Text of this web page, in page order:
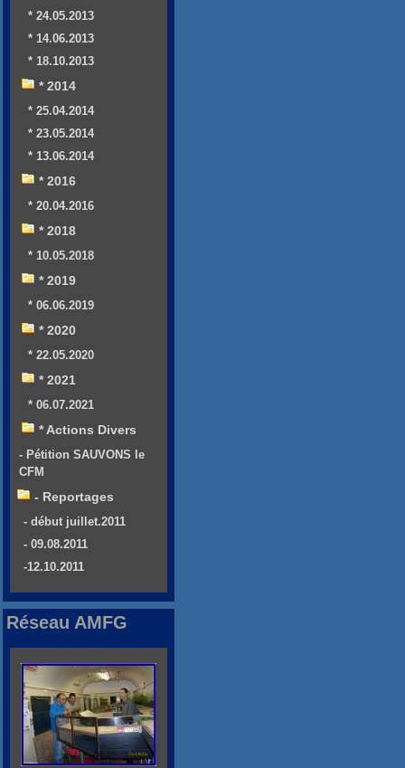
* 24.05.2013
* 14.06.2013
* 18.10.2013
* 2014
* 25.04.2014
* 23.05.2014
* 13.06.2014
* 2016
* 20.04.2016
* 2018
* 10.05.2018
* 2019
* 06.06.2019
* 2020
* 22.05.2020
* 2021
* 06.07.2021
* Actions Divers
- Pétition SAUVONS le
CFM
- Reportages
- début juillet.2011
- 09.08.2011
-12.10.2011
Réseau AMFG